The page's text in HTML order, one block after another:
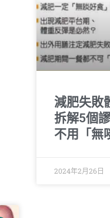
減肥失敗
拆解5個
不用「無
2024年2月26日